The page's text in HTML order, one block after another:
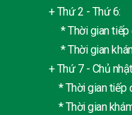
+ Thứ 2 - Thứ 6:
* Thời gian tiếp
* Thời gian khám
+ Thứ 7 - Chủ
* Thời gian tiếp
* Thời gian khám